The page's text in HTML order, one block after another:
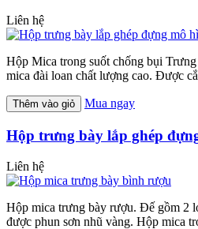
Liên hệ
Hộp Mica trong suốt chống bụi
mica đài loan chất lượng cao. Được
Thêm vào giỏ Mua ngay
Hộp trưng bày lắp ghép
Liên hệ
Hộp mica trưng bày rượu. Đế gồm 2
được phun sơn nhũ vàng. Hộp mica